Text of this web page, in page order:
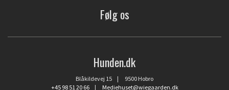
Følg os
Hunden.dk
Blåkildevej 15 | 9500 Hobro
+45 98 51 20 66| Mediehuset@wiegaarden.dk